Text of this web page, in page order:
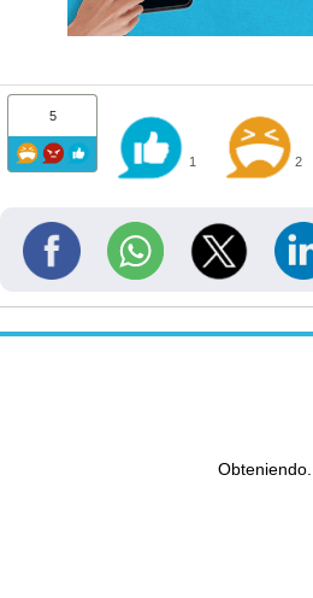
5
1 2
Obteniendo...